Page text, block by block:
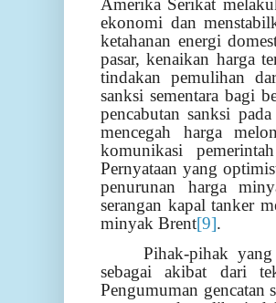
Amerika Serikat
ekonomi dan
ketahanan energi
pasar, kenaikan harga
tindakan pemulihan
sanksi sementara bagi
pencabutan sanksi
mencegah harga
komunikasi
Pernyataan yang
penurunan harga
serangan kapal tanker
minyak Brent[9].
Pihak-pihak
sebagai akibat dari
Pengumuman gencatan